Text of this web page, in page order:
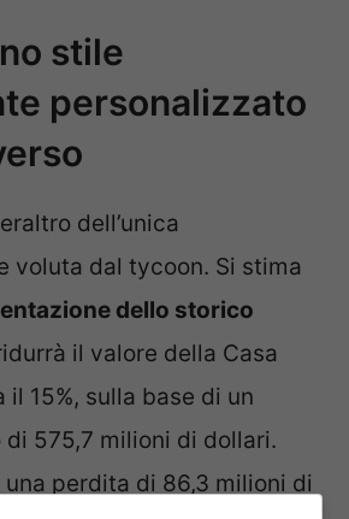
stile
personalizzato
dell’unica
voluta dal tycoon. Si stima
dello storico
il valore della Casa
15%, sulla base di un
575,7 milioni di dollari.
perdita di 86,3 milioni di